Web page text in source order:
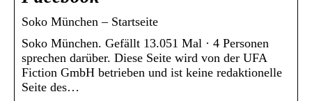
Soko München – Startseite
Soko München. Gefällt 13.051 Mal · 4 Personen
sprechen darüber. Diese Seite wird von der UFA
Fiction GmbH betrieben und ist keine redaktionelle
Seite des…